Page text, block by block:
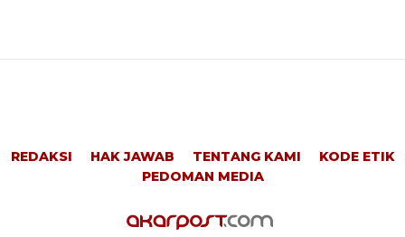
REDAKSI HAK JAWAB TENTANG KAMI
KODE ETIK
PEDOMAN MEDIA